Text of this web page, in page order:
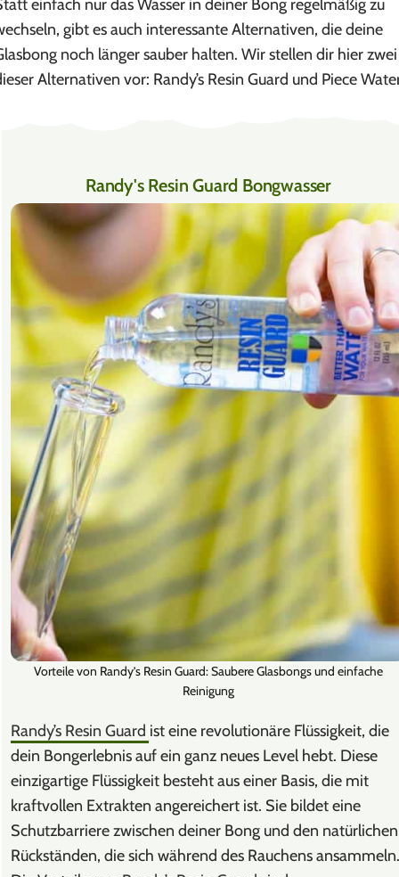
einfach nur das Wasser in deiner Bong regelmäßig zu
gibt es auch interessante Alternativen, die deine
noch länger sauber halten. Wir stellen dir hier zwei
Alternativen vor: Randy’s Resin Guard und Piece
Randy's Resin Guard Bongwasser
Vorteile von Randy’s Resin Guard: Saubere Glasbongs und einfache
Reinigung
Randy’s Resin Guard ist eine revolutionäre Flüssigkeit, die
dein Bongerlebnis auf ein ganz neues Level hebt. Diese
einzigartige Flüssigkeit besteht aus einer Basis, die mit
kraftvollen Extrakten angereichert ist. Sie bildet eine
Schutzbarriere zwischen deiner Bong und den natürlichen
Rückständen, die sich während des Rauchens ansammeln.